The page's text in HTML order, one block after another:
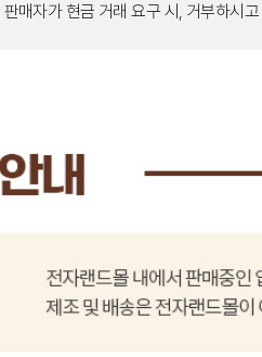
판매자가 현금 거래 요구 시, 거부하시고